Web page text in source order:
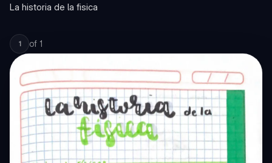
La historia de la fisica
1 of 1